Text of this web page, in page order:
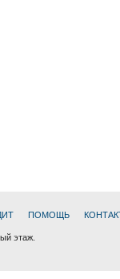
ПОМОЩЬ
этаж.